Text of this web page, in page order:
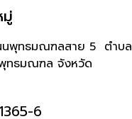
พุทธมณฑลสาย 5 ตำบล
ทธมณฑล จังหวัด
6